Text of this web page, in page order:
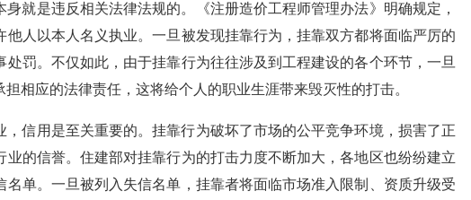
就是违反相关法律法规的。《注册造价工程师管理办法》明确规定，
人以本人名义执业。一旦被发现挂靠行为，挂靠双方都将面临严厉的
罚。不仅如此，由于挂靠行为往往涉及到工程建设的各个环节，一旦
相应的法律责任，这将给个人的职业生涯带来毁灭性的打击。
信用是至关重要的。挂靠行为破坏了市场的公平竞争环境，损害了正
的信誉。住建部对挂靠行为的打击力度不断加大，各地区也纷纷建立
单。一旦被列入失信名单，挂靠者将面临市场准入限制、资质升级受